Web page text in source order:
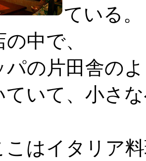
ている。
中で、
パの片田舎の
ていて、小さ
こはイタリア